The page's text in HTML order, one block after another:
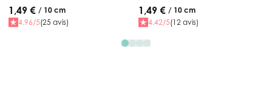
1,49 € / 10 cm
4.96/5(25 avis)
1,49 € / 10 cm
4.42/5(12 avis)